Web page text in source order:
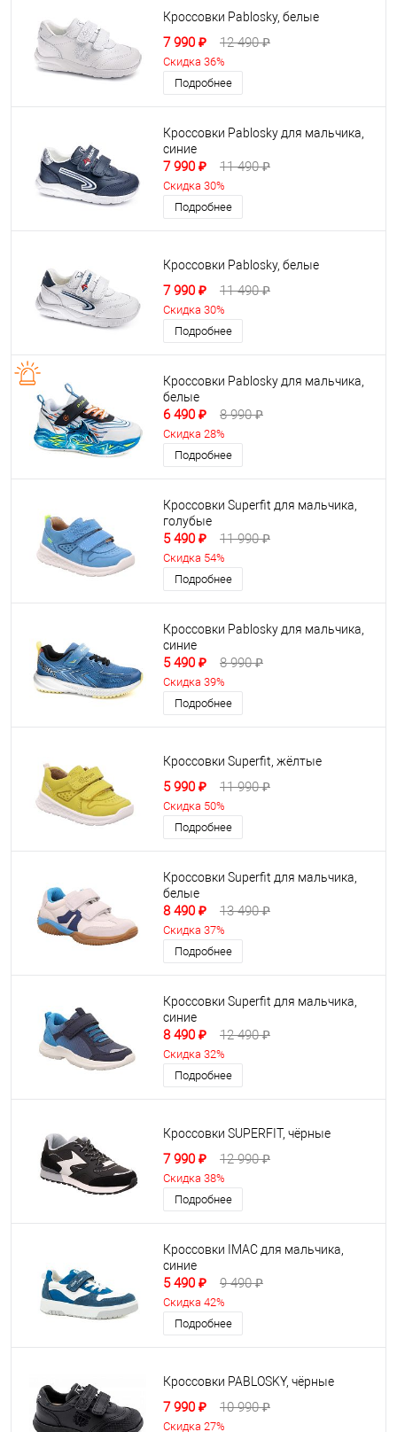
Кроссовки Pablosky, белые
7 990 ₽ 12 490 ₽
Скидка 36%
Подробнее
Кроссовки Pablosky для мальчика,
синие
7 990 ₽ 11 490 ₽
Скидка 30%
Подробнее
Кроссовки Pablosky, белые
7 990 ₽ 11 490 ₽
Скидка 30%
Подробнее
Кроссовки Pablosky для мальчика,
белые
6 490 ₽ 8 990 ₽
Скидка 28%
Подробнее
Кроссовки Superfit для мальчика,
голубые
5 490 ₽ 11 990 ₽
Скидка 54%
Подробнее
Кроссовки Pablosky для мальчика,
синие
5 490 ₽ 8 990 ₽
Скидка 39%
Подробнее
Кроссовки Superfit, жёлтые
5 990 ₽ 11 990 ₽
Скидка 50%
Подробнее
Кроссовки Superfit для мальчика,
белые
8 490 ₽ 13 490 ₽
Скидка 37%
Подробнее
Кроссовки Superfit для мальчика,
синие
8 490 ₽ 12 490 ₽
Скидка 32%
Подробнее
Кроссовки SUPERFIT, чёрные
7 990 ₽ 12 990 ₽
Скидка 38%
Подробнее
Кроссовки IMAC для мальчика,
синие
5 490 ₽ 9 490 ₽
Скидка 42%
Подробнее
Кроссовки PABLOSKY, чёрные
7 990 ₽ 10 990 ₽
Скидка 27%